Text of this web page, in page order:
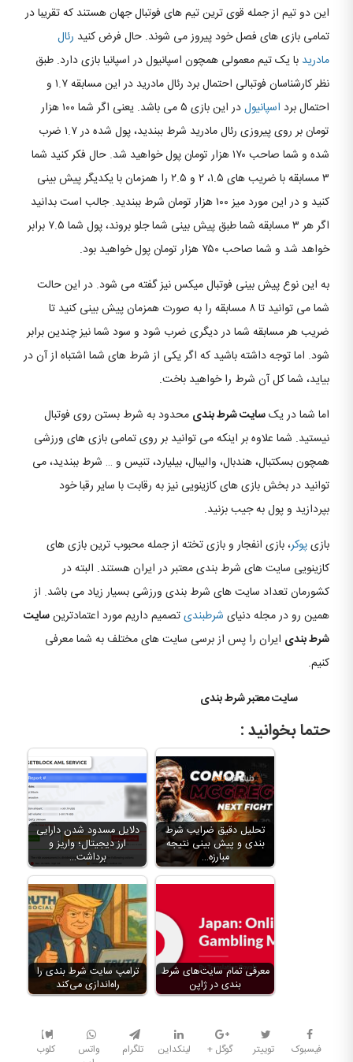
این دو تیم از جمله قوی ترین تیم های فوتبال جهان هستند که تقریبا در
تمامی بازی های فصل خود پیروز می شوند. حال فرض کنید رئال
مادرید با یک تیم معمولی همچون اسپانیول در اسپانیا بازی دارد. طبق
نظر کارشناسان فوتبالی احتمال برد رئال مادرید در این مسابقه ۱.۷ و
احتمال برد اسپانیول
در این بازی ۵ می باشد. یعنی اگر شما ۱۰۰ هزار
تومان بر روی پیروزی رئال مادرید شرط ببندید، پول شده در ۱.۷ ضرب
شده و شما صاحب ۱۷۰ هزار تومان پول خواهید شد. حال فکر کنید شما
۳ مسابقه با ضریب های ۱.۵، ۲ و ۲.۵ را همزمان با یکدیگر پیش بینی
کنید و در این مورد میز ۱۰۰ هزار تومان شرط ببندید. جالب است بدانید
اگر هر ۳ مسابقه شما طبق پیش بینی شما جلو بروند، پول شما ۷.۵ برابر
خواهد شد و شما صاحب ۷۵۰ هزار تومان پول خواهید بود.
به این نوع پیش بینی فوتبال میکس نیز گفته می شود. در این حالت
شما می توانید تا ۸ مسابقه را به صورت همزمان پیش بینی کنید تا
ضریب هر مسابقه شما در دیگری ضرب شود و سود شما نیز چندین برابر
شود. اما توجه داشته باشید که اگر یکی از شرط های شما اشتباه از آن در
بیاید، شما کل آن شرط را خواهید باخت.
اما شما در یکسایت شرط بندی محدود به شرط بستن روی فوتبال
نیستید. شما علاوه بر اینکه می توانید بر روی تمامی بازی های ورزشی
همچون بسکتبال، هندبال، والیبال، بیلیارد، تنیس و … شرط ببندید، می
توانید در بخش بازی های کازینویی نیز به رقابت با سایر رقبا خود
بپردازید و پول به جیب بزنید.
بازیپوکر، بازی انفجار و بازی تخته از جمله محبوب ترین بازی های
کازینویی سایت های شرط بندی معتبر در ایران هستند. البته در
کشورمان تعداد سایت های شرط بندی ورزشی بسیار زیاد می باشد. از
همین رو در مجله دنیای شرطبندیتصمیم داریم مورد اعتمادترینسایت
شرط بندی ایران را پس از برسی سایت های مختلف به شما معرفی
کنیم.
سایت معتبر شرط بندی
حتما بخوانید :
دلایل مسدود شدن دارایی
ارز دیجیتال؛ واریز و
برداشت…
تحلیل دقیق ضرایب شرط
بندی و پیش بینی نتیجه
مبارزه…
ترامپ سایت شرط بندی را
راه‌اندازی می‌کند
معرفی تمام سایت‌های شرط
بندی در ژاپن
فیسبوک توییتر گوگل + لینکداین تلگرام
واتس
کلوب